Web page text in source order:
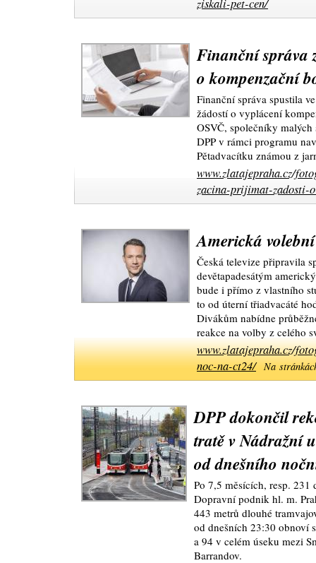
Finanční správa
o kompenzační
Finanční správa spustila
žádostí o vyplácení
OSVČ, společníky
DPP v rámci programu
Pětadvacítku známou z
www.zlatajepraha.cz/
zacina-prijimat-zadosti-
Americká
Česká televize připravila
devětapadesátým
bude i přímo z vlastního
to od úterní třiadvacáté
Divákům nabídne
reakce na volby z celého
www.zlatajepraha.cz/
noc-na-ct24/ Na
DPP dokončil
tratě v Nádražní
od dnešního
Po 7,5 měsících, resp. 231
Dopravní podnik hl. m.
443 metrů dlouhé
od dnešních 23:30 obnoví
a 94 v celém úseku mezi
Barrandov.